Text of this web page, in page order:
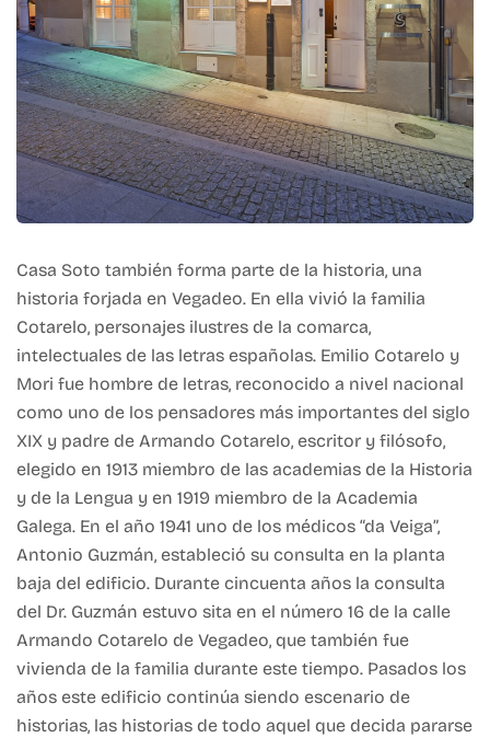
Casa Soto también forma parte de la historia, una
historia forjada en Vegadeo. En ella vivió la familia
Cotarelo, personajes ilustres de la comarca,
intelectuales de las letras españolas. Emilio Cotarelo y
Mori fue hombre de letras, reconocido a nivel nacional
como uno de los pensadores más importantes del siglo
XIX y padre de Armando Cotarelo, escritor y filósofo,
elegido en 1913 miembro de las academias de la Historia
y de la Lengua y en 1919 miembro de la Academia
Galega. En el año 1941 uno de los médicos “da Veiga”,
Antonio Guzmán, estableció su consulta en la planta
baja del edificio. Durante cincuenta años la consulta
del Dr. Guzmán estuvo sita en el número 16 de la calle
Armando Cotarelo de Vegadeo, que también fue
vivienda de la familia durante este tiempo. Pasados los
años este edificio continúa siendo escenario de
historias, las historias de todo aquel que decida pararse